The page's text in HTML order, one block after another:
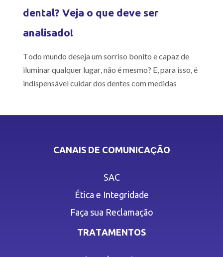
dental? Veja o que deve ser
analisado!
Todo mundo deseja um sorriso bonito e capaz de
iluminar qualquer lugar, não é mesmo? E, para isso, é
indispensável cuidar dos dentes com medidas
CANAIS DE COMUNICAÇÃO
SAC
Ética e Integridade
Faça sua Reclamação
TRATAMENTOS